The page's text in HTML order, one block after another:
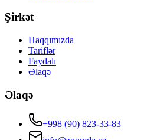
Şirkət
Haqqımızda
Tariflər
Faydalı
Əlaqə
Əlaqə
+998 (90) 823-33-83